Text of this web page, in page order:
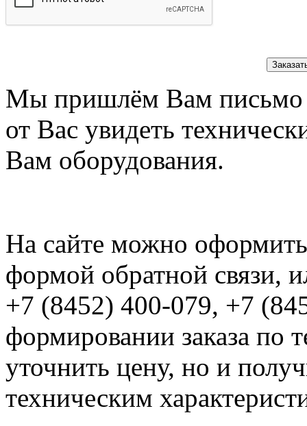
Мы пришлём Вам письмо
от Вас увидеть
Вам оборудования.
На сайте можно оформить
формой обратной связи,
+7 (8452) 400-079, +7
формировании заказа по
уточнить цену, но и
техническим